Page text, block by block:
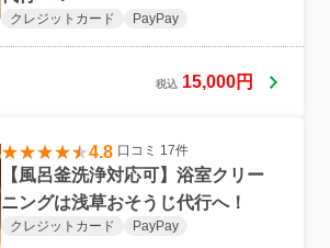
クレジットカード PayPay
税込 15,000円
4.8 口コミ 17件
【風呂釜洗浄対応可】浴室クリー
ニングは浅草おそうじ代行へ！
クレジットカード PayPay